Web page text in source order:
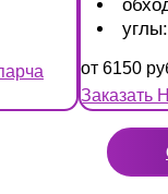
от6150
Заказать